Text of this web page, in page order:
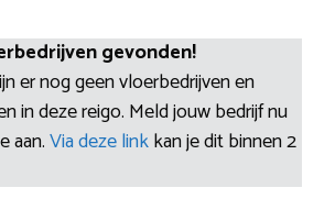
gevonden!
er nog geen vloerbedrijven en
in deze reigo. Meld jouw bedrijf nu
aan.Via deze linkkan je dit binnen 2